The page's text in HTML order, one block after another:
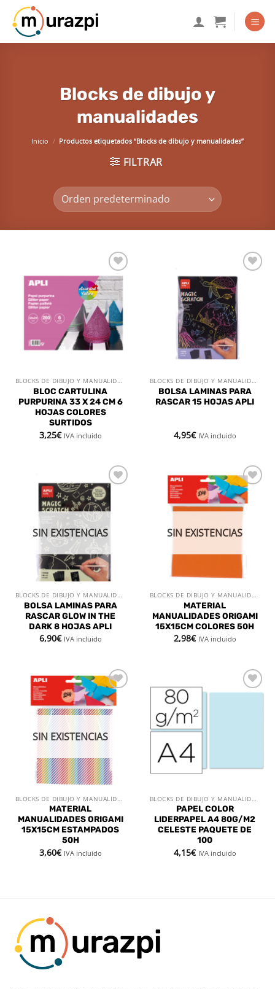
Saltar
contenido
Blocks de dibujo y
manualidades
Inicio / Productos etiquetados “Blocks de dibujo y manualidades”
FILTRAR
Añadir
a la
lista de
deseos
BLOCKS DE DIBUJO Y MANUALIDADES
BLOC CARTULINA
PURPURINA 33 X 24 CM 6
HOJAS COLORES
SURTIDOS
3,25€ IVA incluido
Añadir
lista de
deseos
BLOCKS DE DIBUJO Y MANUALIDADES
BOLSA LAMINAS PARA
RASCAR 15 HOJAS APLI
4,95€ IVA incluido
Añadir
lista de
SIN EXISTENCIAS
BLOCKS DE DIBUJO Y MANUALIDADES
BOLSA LAMINAS PARA
RASCAR GLOW IN THE
DARK 8 HOJAS APLI
6,90€ IVA incluido
Añadir
a la
lista de
SIN EXISTENCIAS
BLOCKS DE DIBUJO Y MANUALIDADES
MATERIAL
MANUALIDADES ORIGAMI
15X15CM COLORES 50H
2,98€ IVA incluido
Añadir
a la
lista de
SIN EXISTENCIAS
MATERIAL
MANUALIDADES ORIGAMI
15X15CM ESTAMPADOS
50H
3,60€ IVA incluido
PAPEL COLOR
LIDERPAPEL A4 80G/M2
CELESTE PAQUETE DE
100
4,15€ IVA incluido